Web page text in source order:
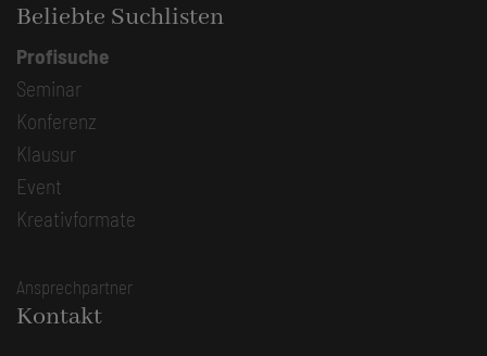
Beliebte Suchlisten
Profisuche
Seminar
Konferenz
Klausur
Event
Kreativformate
Ansprechpartner
Kontakt